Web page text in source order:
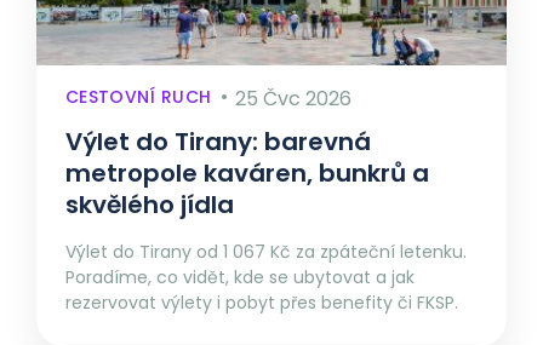
CESTOVNÍ RUCH 25 Čvc 2026
Výlet do Tirany: barevná
metropole kaváren, bunkrů a
skvělého jídla
Výlet do Tirany od 1 067 Kč za zpáteční letenku.
Poradíme, co vidět, kde se ubytovat a jak
rezervovat výlety i pobyt přes benefity či FKSP.